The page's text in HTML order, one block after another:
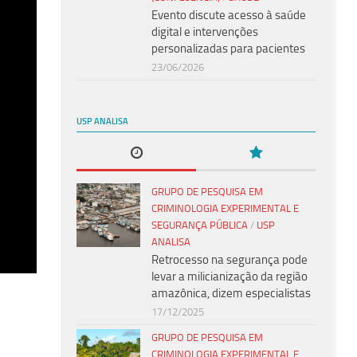
Evento discute acesso à saúde
digital e intervenções
personalizadas para pacientes
23/06/2026
USP ANALISA
GRUPO DE PESQUISA EM
CRIMINOLOGIA EXPERIMENTAL E
SEGURANÇA PÚBLICA / USP
ANALISA
Retrocesso na segurança pode
levar a milicianização da região
amazônica, dizem especialistas
17/12/2025
GRUPO DE PESQUISA EM
CRIMINOLOGIA EXPERIMENTAL E